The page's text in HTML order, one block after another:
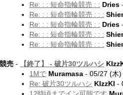
Re: : : 短命指輪競売 : : Dries
Re: : : 短命指輪競売 : : :
Re: : : 短命指輪競売 : : Dries
Re: : : 短命指輪競売 : : :
Re: : : 短命指輪競売 : : :
競売 - 【終了】 - 破片30ツルハシ
1Mで Muramasa - 05/27 (木
Re: 破片30ツルハシ KIzzKI -